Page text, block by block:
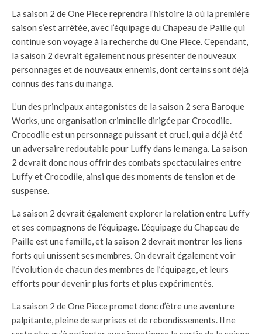
La saison 2 de One Piece reprendra l’histoire là où la première
saison s’est arrêtée, avec l’équipage du Chapeau de Paille qui
continue son voyage à la recherche du One Piece. Cependant,
la saison 2 devrait également nous présenter de nouveaux
personnages et de nouveaux ennemis, dont certains sont déjà
connus des fans du manga.
L’un des principaux antagonistes de la saison 2 sera Baroque
Works, une organisation criminelle dirigée par Crocodile.
Crocodile est un personnage puissant et cruel, qui a déjà été
un adversaire redoutable pour Luffy dans le manga. La saison
2 devrait donc nous offrir des combats spectaculaires entre
Luffy et Crocodile, ainsi que des moments de tension et de
suspense.
La saison 2 devrait également explorer la relation entre Luffy
et ses compagnons de l’équipage. L’équipage du Chapeau de
Paille est une famille, et la saison 2 devrait montrer les liens
forts qui unissent ses membres. On devrait également voir
l’évolution de chacun des membres de l’équipage, et leurs
efforts pour devenir plus forts et plus expérimentés.
La saison 2 de One Piece promet donc d’être une aventure
palpitante, pleine de surprises et de rebondissements. Il ne